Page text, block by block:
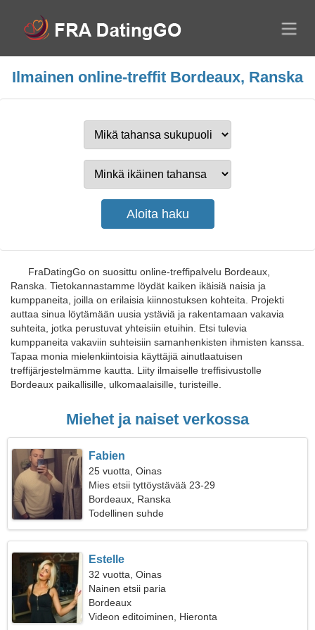
Ilmainen online-treffit Bordeaux, Ranska
FraDatingGo on suosittu online-treffipalvelu Bordeaux,
Ranska. Tietokannastamme löydät kaiken ikäisiä naisia ja
kumppaneita, joilla on erilaisia kiinnostuksen kohteita. Projekti
auttaa sinua löytämään uusia ystäviä ja rakentamaan vakavia
suhteita, jotka perustuvat yhteisiin etuihin. Etsi tulevia
kumppaneita vakaviin suhteisiin samanhenkisten ihmisten kanssa.
Tapaa monia mielenkiintoisia käyttäjiä ainutlaatuisen
treffijärjestelmämme kautta. Liity ilmaiselle treffisivustolle
Bordeaux paikallisille, ulkomaalaisille, turisteille.
Miehet ja naiset verkossa
Fabien
25 vuotta, Oinas
Mies etsii tyttöystävää 23-29
Bordeaux, Ranska
Todellinen suhde
Estelle
32 vuotta, Oinas
Nainen etsii paria
Bordeaux
Videon editoiminen, Hieronta